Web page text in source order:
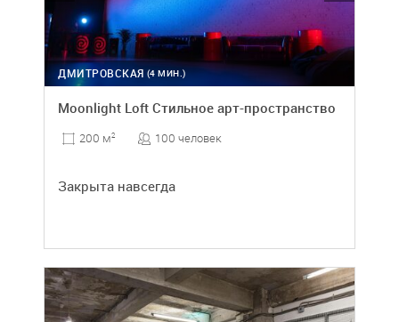
(4 МИН.)
ДМИТРОВСКАЯ
Moonlight Loft Стильное арт-пространство
200 м2 100 человек
Закрыта навсегда